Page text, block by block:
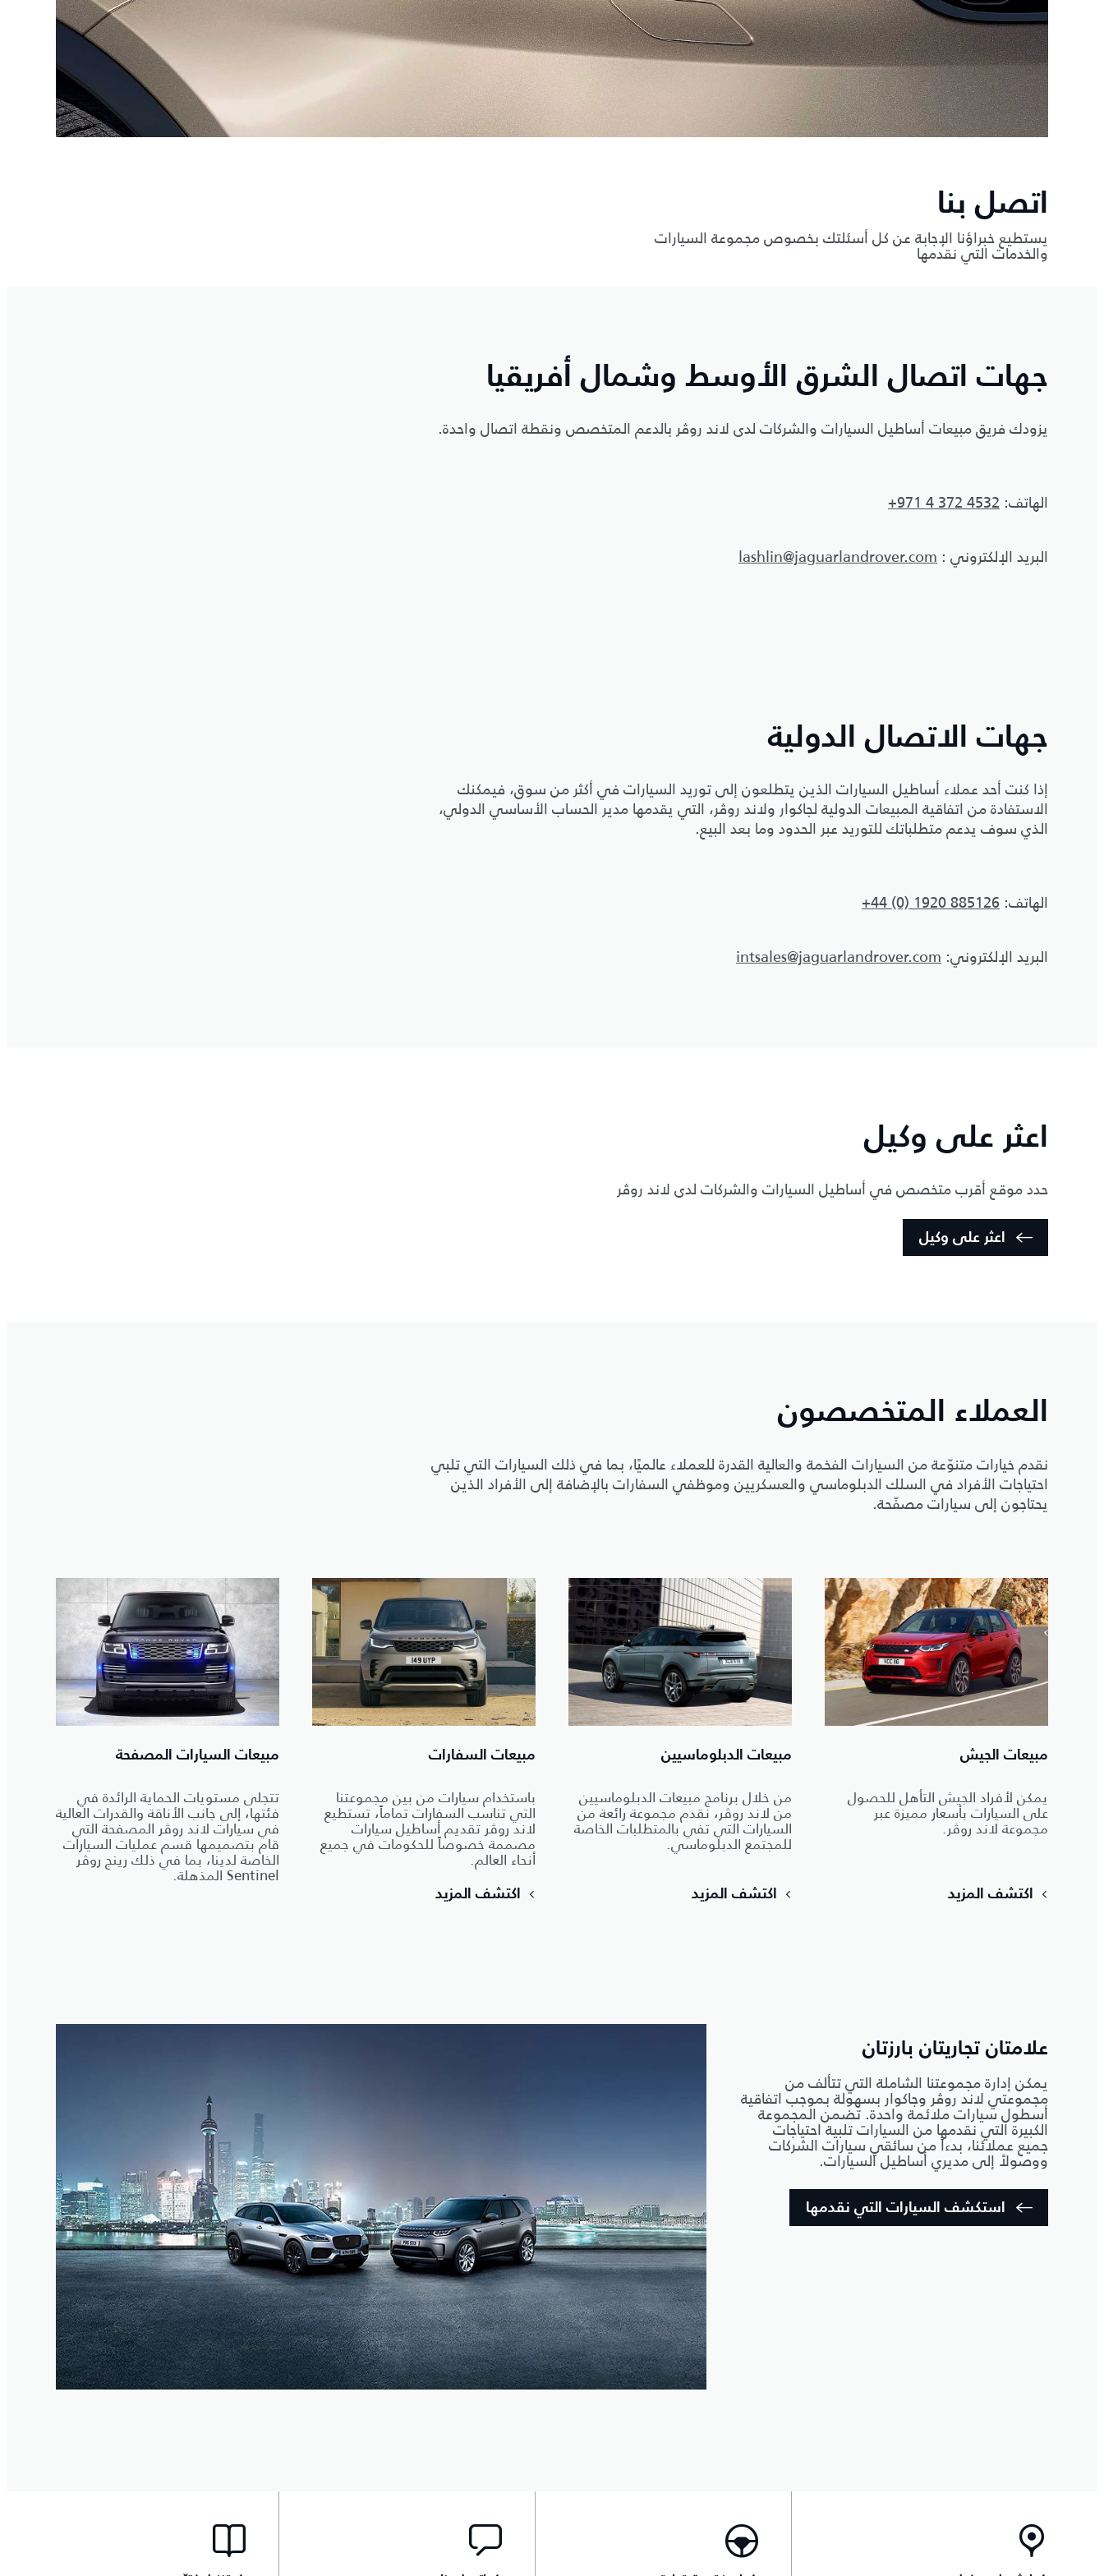
اتصل بنا
يستطيع خبراؤنا الإجابة عن كل أسئلتك بخصوص مجموعة السيارات
والخدمات التي نقدمها
جهات اتصال الشرق الأوسط وشمال أفريقيا
يزودك فريق مبيعات أساطيل السيارات والشركات لدى لاند روڤر بالدعم المتخصص ونقطة اتصال واحدة.
الهاتف: +971 4 372 4532
البريد الإلكتروني : lashlin@jaguarlandrover.com
جهات الاتصال الدولية
إذا كنت أحد عملاء أساطيل السيارات الذين يتطلعون إلى توريد السيارات في أكثر من سوق، فيمكنك
الاستفادة من اتفاقية المبيعات الدولية لجاكوار ولاند روڤر، التي يقدمها مدير الحساب الأساسي الدولي،
الذي سوف يدعم متطلباتك للتوريد عبر الحدود وما بعد البيع.
الهاتف: +44 (0) 1920 885126
البريد الإلكتروني: intsales@jaguarlandrover.com
اعثر على وكيل
حدد موقع أقرب متخصص في أساطيل السيارات والشركات لدى لاند روڤر
اعثر على وكيل
العملاء المتخصصون
نقدم خيارات متنوّعة من السيارات الفخمة والعالية القدرة للعملاء عالميًا، بما في ذلك السيارات التي تلبي
احتياجات الأفراد في السلك الدبلوماسي والعسكريين وموظفي السفارات بالإضافة إلى الأفراد الذين
يحتاجون إلى سيارات مصفّحة.
مبيعات الجيش
يمكن لأفراد الجيش التأهل للحصول
على السيارات بأسعار مميزة عبر
مجموعة لاند روڤر.
اكتشف المزيد
مبيعات الدبلوماسيين
من خلال برنامج مبيعات الدبلوماسيين
من لاند روڤر، نقدم مجموعة رائعة من
السيارات التي تفي بالمتطلبات الخاصة
للمجتمع الدبلوماسي.
اكتشف المزيد
مبيعات السفارات
باستخدام سيارات من بين مجموعتنا
التي تناسب السفارات تماماً، تستطيع
لاند روڤر تقديم أساطيل سيارات
مصممة خصوصاً للحكومات في جميع
أنحاء العالم.
اكتشف المزيد
مبيعات السيارات المصفحة
تتجلى مستويات الحماية الرائدة في
فئتها، إلى جانب الأناقة والقدرات العالية
في سيارات لاند روڤر المصفحة التي
قام بتصميمها قسم عمليات السيارات
الخاصة لدينا، بما في ذلك رينج روڤر
Sentinel المذهلة.
علامتان تجاريتان بارزتان
يمكن إدارة مجموعتنا الشاملة التي تتألف من
مجموعتي لاند روڤر وجاكوار بسهولة بموجب اتفاقية
أسطول سيارات ملائمة واحدة. تضمن المجموعة
الكبيرة التي نقدمها من السيارات تلبية احتياجات
جميع عملائنا، بدءاً من سائقي سيارات الشركات
ووصولاً إلى مديري أساطيل السيارات.
استكشف السيارات التي نقدمها